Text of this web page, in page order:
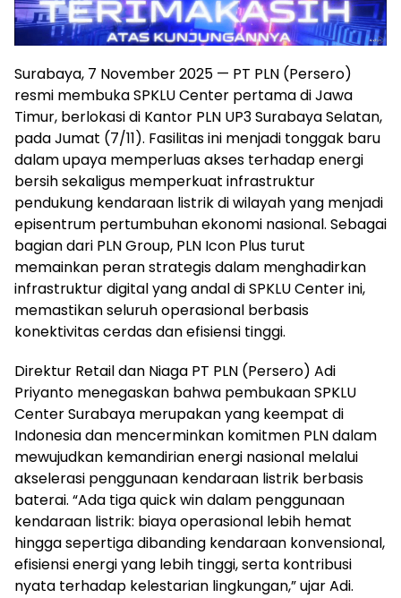
Surabaya, 7 November 2025 — PT PLN (Persero)
resmi membuka SPKLU Center pertama di Jawa
Timur, berlokasi di Kantor PLN UP3 Surabaya Selatan,
pada Jumat (7/11). Fasilitas ini menjadi tonggak baru
dalam upaya memperluas akses terhadap energi
bersih sekaligus memperkuat infrastruktur
pendukung kendaraan listrik di wilayah yang menjadi
episentrum pertumbuhan ekonomi nasional. Sebagai
bagian dari PLN Group, PLN Icon Plus turut
memainkan peran strategis dalam menghadirkan
infrastruktur digital yang andal di SPKLU Center ini,
memastikan seluruh operasional berbasis
konektivitas cerdas dan efisiensi tinggi.
Direktur Retail dan Niaga PT PLN (Persero) Adi
Priyanto menegaskan bahwa pembukaan SPKLU
Center Surabaya merupakan yang keempat di
Indonesia dan mencerminkan komitmen PLN dalam
mewujudkan kemandirian energi nasional melalui
akselerasi penggunaan kendaraan listrik berbasis
baterai. “Ada tiga quick win dalam penggunaan
kendaraan listrik: biaya operasional lebih hemat
hingga sepertiga dibanding kendaraan konvensional,
efisiensi energi yang lebih tinggi, serta kontribusi
nyata terhadap kelestarian lingkungan,” ujar Adi.